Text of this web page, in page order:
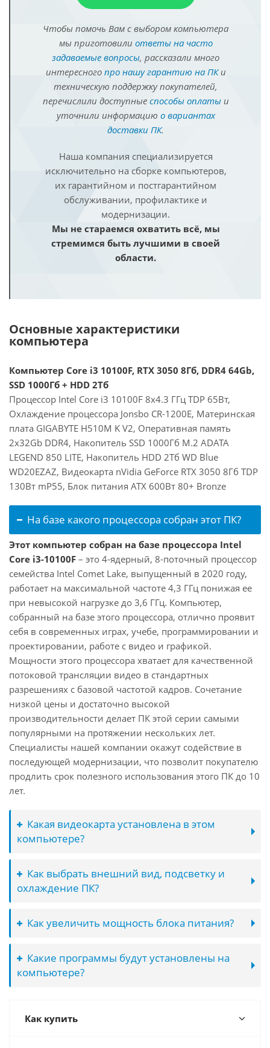
Чтобы помочь Вам с выбором компьютера
мы приготовили ответы на часто
задаваемые вопросы, рассказали много
интересного про нашу гарантию на ПКи
техническую поддержку покупателей,
перечислили доступные способы оплатыи
уточнили информацию о вариантах
доставки ПК.
Наша компания специализируется
исключительно на сборке компьютеров,
их гарантийном и постгарантийном
обслуживании, профилактике и
модернизации.
Мы не стараемся охватить всё, мы
стремимся быть лучшими в своей
области.
Основные характеристики
компьютера
Компьютер Core i3 10100F, RTX 3050 8Гб, DDR4 64Gb,
SSD 1000Гб + HDD 2Тб
Процессор Intel Core i3 10100F 8x4.3 ГГц TDP 65Вт,
Охлаждение процессора Jonsbo CR-1200E, Материнская
плата GIGABYTE H510M K V2, Оперативная память
2x32Gb DDR4, Накопитель SSD 1000Гб M.2 ADATA
LEGEND 850 LITE, Накопитель HDD 2Тб WD Blue
WD20EZAZ, Видеокарта nVidia GeForce RTX 3050 8Гб TDP
130Вт mP55, Блок питания ATX 600Вт 80+ Bronze
На базе какого процессора собран этот ПК?
Этот компьютер собран на базе процессора Intel
Core i3-10100F – это 4-ядерный, 8-поточный процессор
семейства Intel Comet Lake, выпущенный в 2020 году,
работает на максимальной частоте 4,3 ГГц понижая ее
при невысокой нагрузке до 3,6 ГГц. Компьютер,
собранный на базе этого процессора, отлично проявит
себя в современных играх, учебе, программировании и
проектировании, работе с видео и графикой.
Мощности этого процессора хватает для качественной
потоковой трансляции видео в стандартных
разрешениях с базовой частотой кадров. Сочетание
низкой цены и достаточно высокой
производительности делает ПК этой серии самыми
популярными на протяжении нескольких лет.
Специалисты нашей компании окажут содействие в
последующей модернизации, что позволит покупателю
продлить срок полезного использования этого ПК до 10
лет.
Какая видеокарта установлена в этом
компьютере?
Как выбрать внешний вид, подсветку и
охлаждение ПК?
Как увеличить мощность блока питания?
Какие программы будут установлены на
компьютере?
Как купить